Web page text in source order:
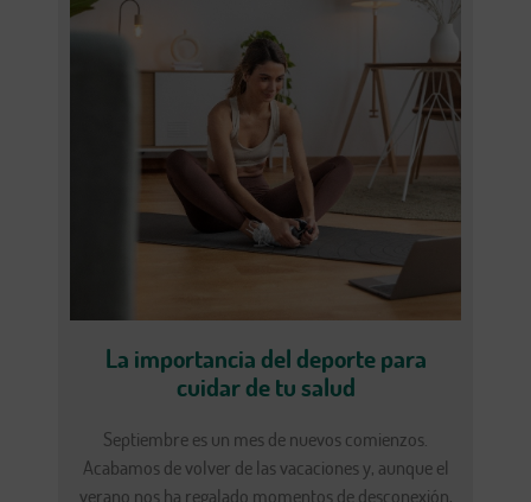
La importancia del deporte para
cuidar de tu salud
Septiembre es un mes de nuevos comienzos.
Acabamos de volver de las vacaciones y, aunque el
verano nos ha regalado momentos de desconexión,